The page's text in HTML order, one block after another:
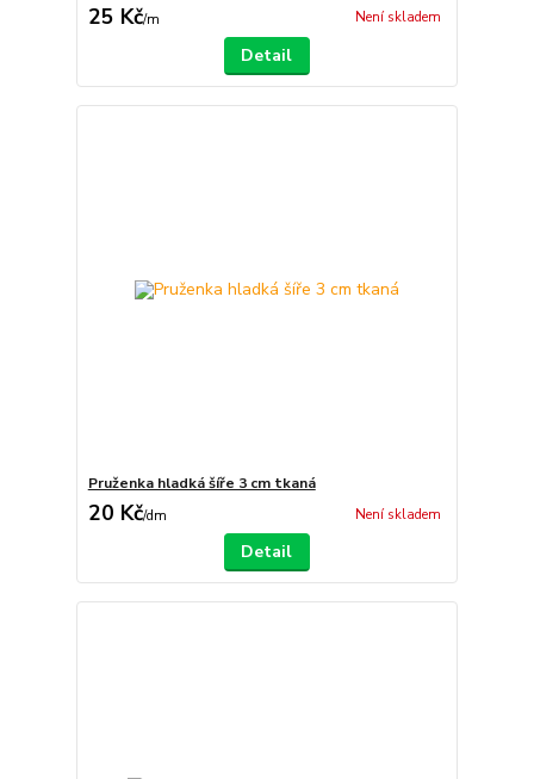
25 Kč/m Není skladem
Detail
Pruženka hladká šíře 3 cm tkaná
20 Kč/dm Není skladem
Detail